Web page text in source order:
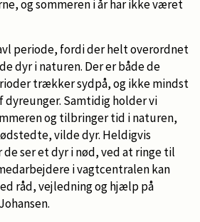
og sommeren i år har ikke været
periode, fordi der helt overordnet
dyr i naturen. Der er både de
trækker sydpå, og ikke mindst
dyreunger. Samtidig holder vi
og tilbringer tid i naturen,
vilde dyr. Heldigvis
ser et dyr i nød, ved at ringe til
i vagtcentralen kan
råd, vejledning og hjælp på